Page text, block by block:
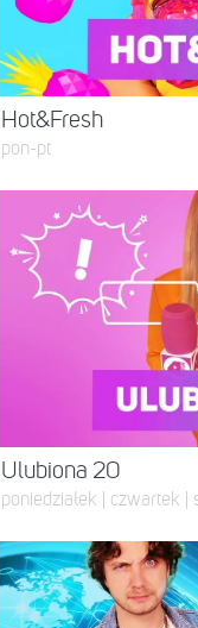
Hot&Fresh
pon-pt
Ulubiona 20
poniedziałek | czwartek |